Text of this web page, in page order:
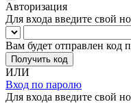
Авторизация
Для входа введите свой
Вам будет отправлен код
Получить код
ИЛИ
Вход по паролю
Для входа введите свой